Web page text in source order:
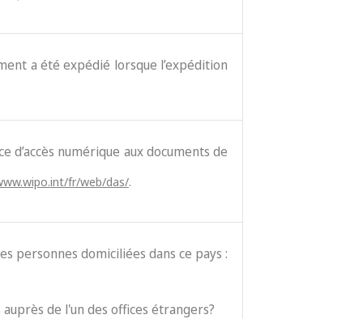
a été expédié lorsque l’expédition
numérique aux documents de
fr/web/das/.
personnes domiciliées dans ce pays :
de l'un des offices étrangers?